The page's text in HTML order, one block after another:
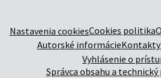
Nastavenia cookiesCookies politika
Autorské informácieKontakty
Vyhlásenie o
Správca obsahu a